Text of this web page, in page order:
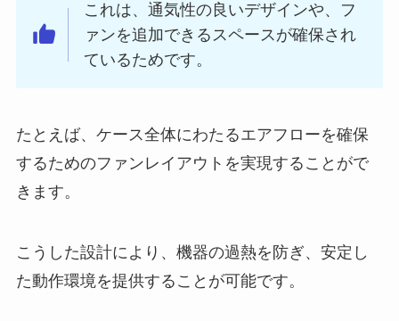
これは、通気性の良いデザインや、フ
ァンを追加できるスペースが確保され
ているためです。
たとえば、ケース全体にわたるエアフローを確保
するためのファンレイアウトを実現することがで
きます。
こうした設計により、機器の過熱を防ぎ、安定し
た動作環境を提供することが可能です。